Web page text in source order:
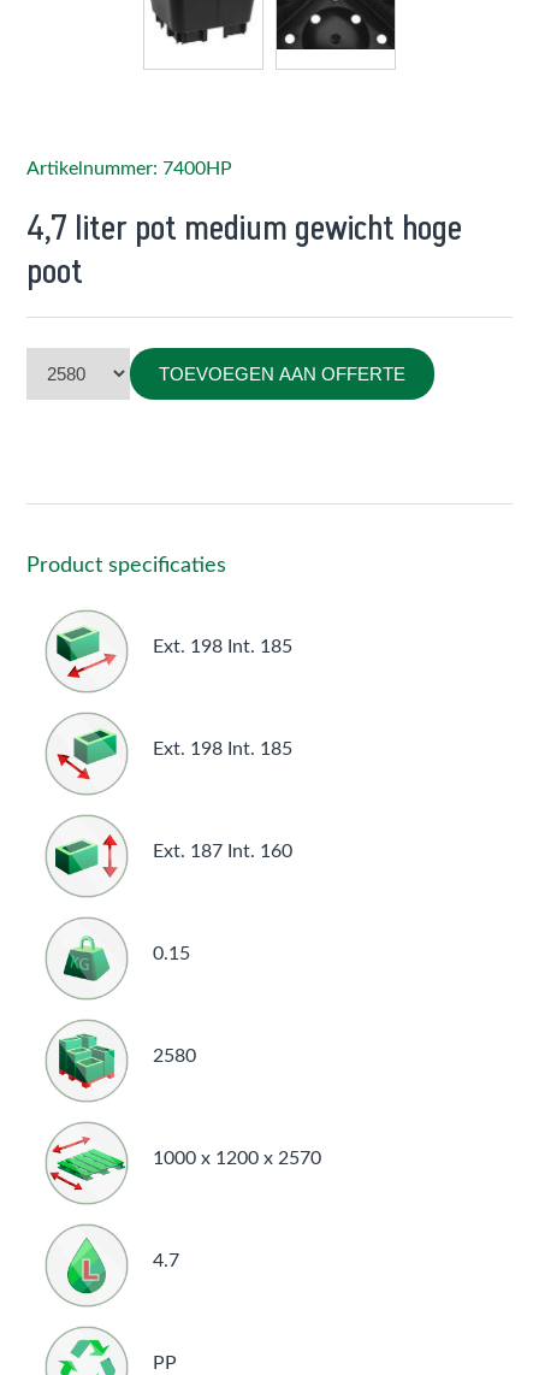
Artikelnummer: 7400HP
4,7 liter pot medium gewicht hoge
poot
TOEVOEGEN AAN OFFERTE
Product specificaties
Ext. 198 Int. 185
Ext. 198 Int. 185
Ext. 187 Int. 160
0.15
2580
1000 x 1200 x 2570
4.7
PP